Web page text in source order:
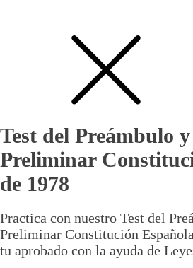
Test del Preámbulo
Preliminar
de 1978
Practica con nuestro Test del
Preliminar Constitución
tu aprobado con la ayuda de